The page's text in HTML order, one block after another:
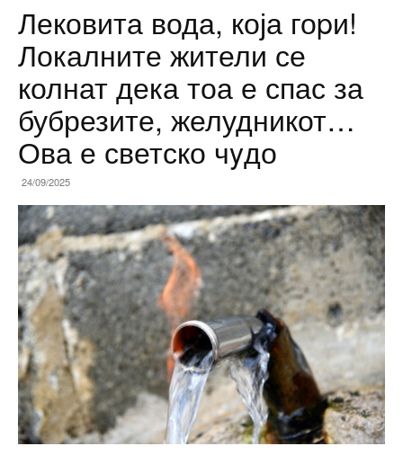
Лековита вода, која гоpи!
Локалните жители се
колнат дека тоа е спас за
бубрезите, желудникот…
Ова е светско чyдо
24/09/2025